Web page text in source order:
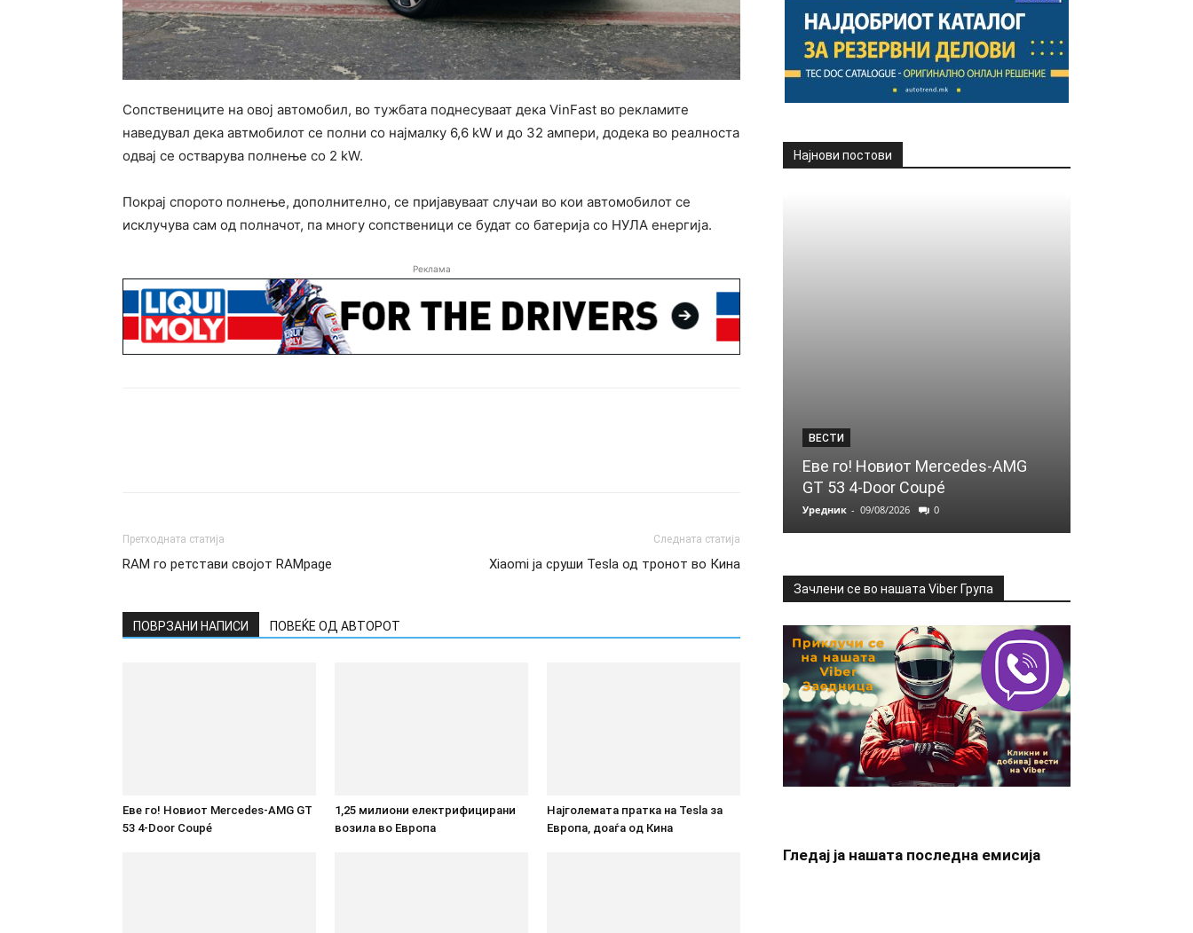
Сопствениците на овој автомобил, во тужбата поднесуваат дека VinFast во рекламите
наведувал дека автмобилот се полни со најмалку 6,6 kW и до 32 ампери, додека во реалноста
одвај се остварува полнење со 2 kW.
Покрај спорото полнење, дополнително, се пријавуваат случаи во кои автомобилот се
исклучува сам од полначот, па многу сопственици се будат со батерија со НУЛА енергија.
Реклама
Претходната статија
RAM го ретстави својот RAMpage
Следната статија
Xiaomi ја сруши Tesla од тронот во Кина
ПОВРЗАНИ НАПИСИ ПОВЕЌЕ ОД АВТОРОТ
Еве го! Новиот Mercedes‑AMG GT
53 4‑Door Coupé
1,25 милиони електрифицирани
возила во Европа
Најголемата пратка на Tesla за
Европа, доаѓа од Кина
Најнови постови
ВЕСТИ
Еве го! Новиот Mercedes‑AMG
GT 53 4‑Door Coupé
Уредник - 09/08/2026 0
Зачлени се во нашата Viber Група
Гледај ја нашата последна емисија